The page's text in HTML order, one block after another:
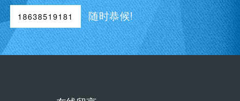
18638519181 随时恭候!